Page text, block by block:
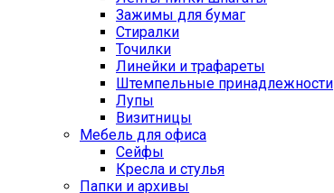
Зажимы для бумаг
Стиралки
Точилки
Линейки и трафареты
Штемпельные принадлежности
Лупы
Визитницы
Мебель для офиса
Сейфы
Кресла и стулья
Папки и архивы